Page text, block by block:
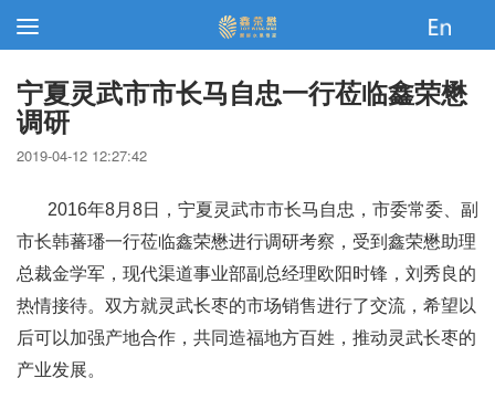
宁夏灵武市市长马自忠一行莅临鑫荣懋
调研
2019-04-12 12:27:42
2016年8月8日，宁夏灵武市市长马自忠，市委常委、副
市长韩蕃璠一行莅临鑫荣懋进行调研考察，受到鑫荣懋助理
总裁金学军，现代渠道事业部副总经理欧阳时锋，刘秀良的
热情接待。双方就灵武长枣的市场销售进行了交流，希望以
后可以加强产地合作，共同造福地方百姓，推动灵武长枣的
产业发展。